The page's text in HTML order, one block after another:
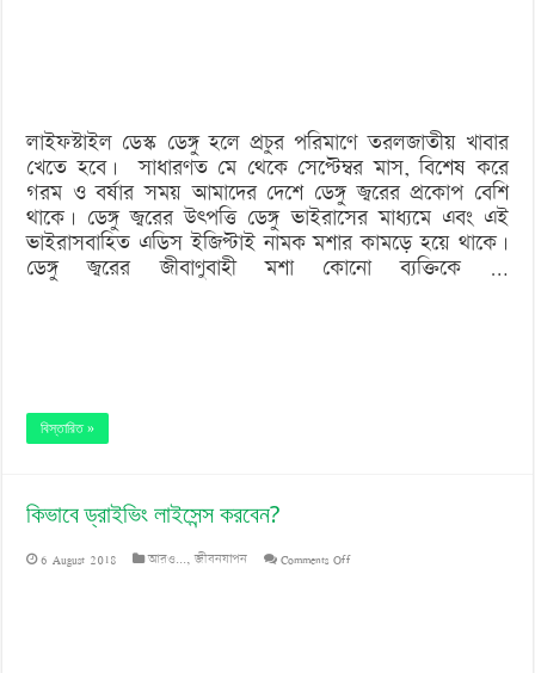
লাইফস্টাইল ডেস্ক ডেঙ্গু হলে প্রচুর পরিমাণে তরলজাতীয় খাবার
খেতে হবে। সাধারণত মে থেকে সেপ্টেম্বর মাস, বিশেষ করে
গরম ও বর্ষার সময় আমাদের দেশে ডেঙ্গু জ্বরের প্রকোপ বেশি
থাকে। ডেঙ্গু জ্বরের উৎপত্তি ডেঙ্গু ভাইরাসের মাধ্যমে এবং এই
ভাইরাসবাহিত এডিস ইজিপ্টাই নামক মশার কামড়ে হয়ে থাকে।
ডেঙ্গু জ্বরের জীবাণুবাহী মশা কোনো ব্যক্তিকে …
বিস্তারিত »
কিভাবে ড্রাইভিং লাইসেন্স করবেন?
6 August 2018 আরও...,জীবনযাপন Comments Offon